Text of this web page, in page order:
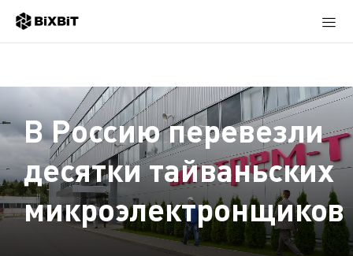
В Россию перевезли
десятки тайваньских
микроэлектронщиков